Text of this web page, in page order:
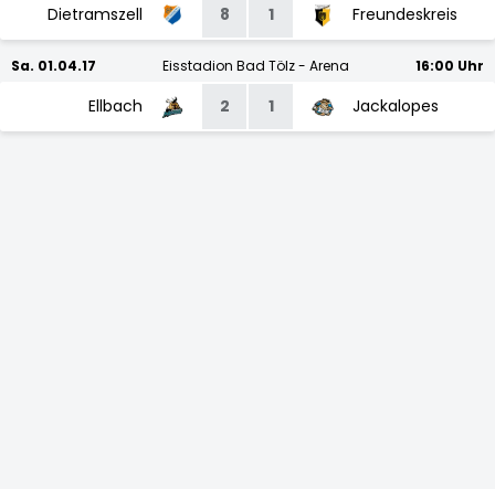
Dietramszell 8 1 Freundeskreis
Sa. 01.04.17 Eisstadion Bad Tölz - Arena 16:00 Uhr
Ellbach 2 1 Jackalopes